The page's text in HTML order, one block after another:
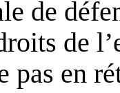
de
de
pas en